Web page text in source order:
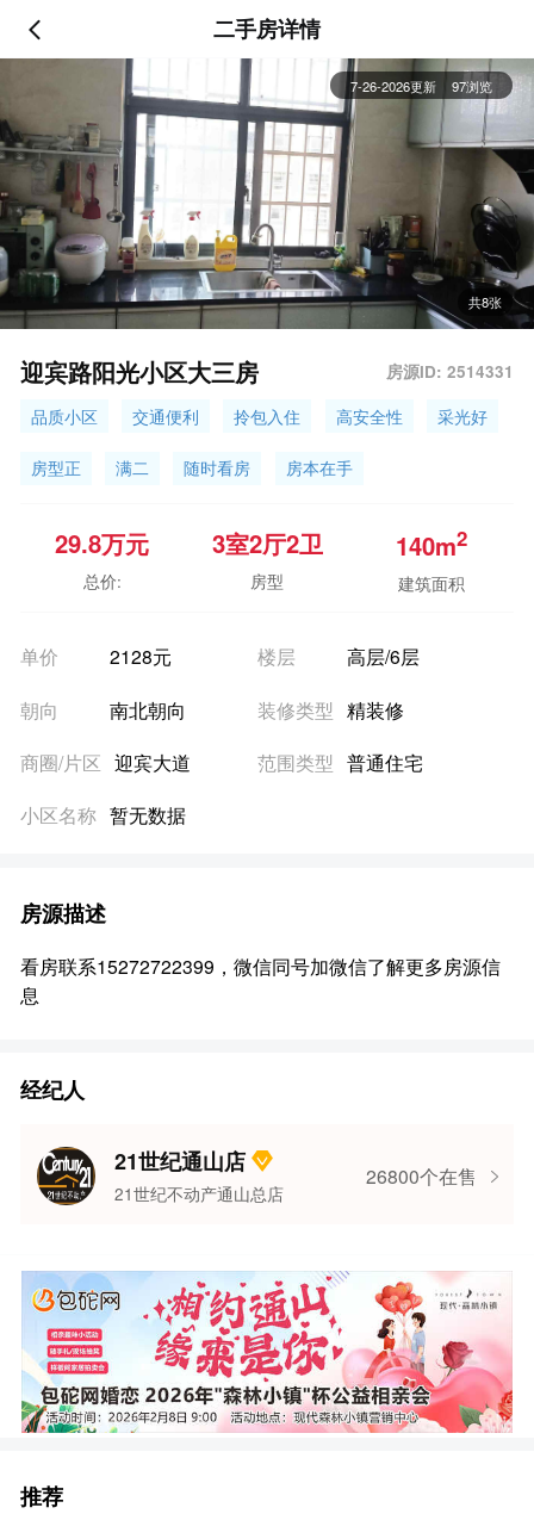
二手房详情
7-26-2026更新 97浏览
共8张
迎宾路阳光小区大三房 房源ID: 2514331
品质小区 交通便利 拎包入住 高安全性 采光好
房型正 满二 随时看房 房本在手
29.8万元
总价:
3室2厅2卫
房型
140m2
建筑面积
单价 2128元 楼层 高层/6层
朝向 南北朝向 装修类型 精装修
商圈/片区 迎宾大道 范围类型 普通住宅
小区名称 暂无数据
房源描述
看房联系15272722399，微信同号加微信了解更多房源信
息
经纪人
21世纪通山店
21世纪不动产通山总店
26800个在售
推荐